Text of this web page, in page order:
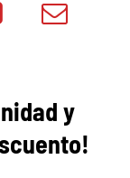
Minicar
y